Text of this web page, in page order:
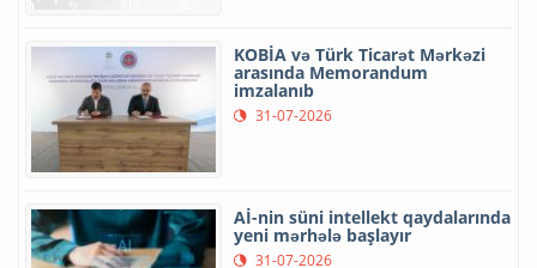
KOBİA və Türk Ticarət Mərkəzi
arasında Memorandum
imzalanıb
31-07-2026
Aİ-nin süni intellekt qaydalarında
yeni mərhələ başlayır
31-07-2026